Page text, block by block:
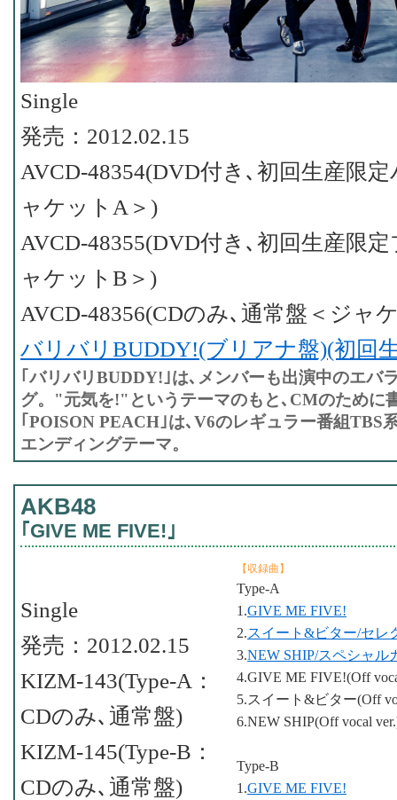
Single
発売：2012.02.15
AVCD-48354(DVD付き､初回生産限
ャケットA＞)
AVCD-48355(DVD付き､初回生産限
ャケットB＞)
AVCD-48356(CDのみ､通常盤＜ジャ
バリバリBUDDY!(ブリアナ盤)(初回
｢バリバリBUDDY!｣は､メンバーも出演中のエバ
グ。"元気を!"というテーマのもと､CMのために
｢POISON PEACH｣は､V6のレギュラー番組TBS
エンディングテーマ。
AKB48
｢GIVE ME FIVE!｣
【収録曲】
Type-A
1.GIVE ME FIVE!
2.スイート&ビター/セレ
3.NEW SHIP/スペシャル
4.GIVE ME FIVE!(Off
5.スイート&ビター(Off
6.NEW SHIP(Off vocal
Type-B
1.GIVE ME FIVE!
Single
発売：2012.02.15
KIZM-143(Type-A：
CDのみ､通常盤)
KIZM-145(Type-B：
CDのみ､通常盤)